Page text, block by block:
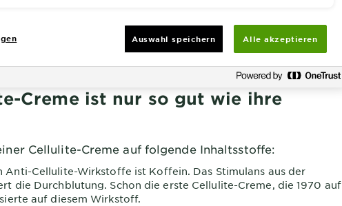
Creme ist nur so gut wie ihre
Cellulite-Creme auf folgende Inhaltsstoffe:
Anti-Cellulite-Wirkstoffe ist Koffein. Das Stimulans aus der
die Durchblutung. Schon die erste Cellulite-Creme, die 1970 auf
auf diesem Wirkstoff.
Auswahl speichern Alle akzeptieren